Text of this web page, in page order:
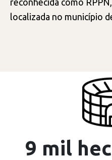
localizada no município
9 mil